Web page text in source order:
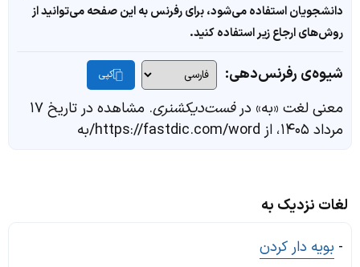
دانشجویان استفاده می‌شود، برای رفرنس به این صفحه می‌توانید از
روش‌های ارجاع زیر استفاده کنید.
شیوه‌ی رفرنس‌دهی: کپی
معنی لغت «به» درفست‌دیکشنری
. مشاهده در تاریخ ۱۷
مرداد ۱۴۰۵، از https://fastdic.com/word/به
لغات نزدیک به
- بویه دار کردن